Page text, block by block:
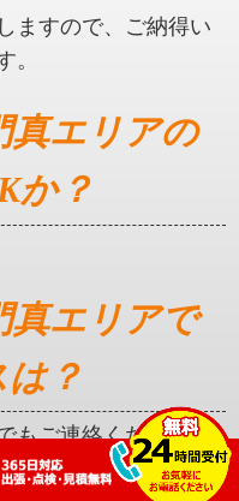
ますので、ご納得い
。
真エリアの
か？
真エリアで
？
もご連絡ください。